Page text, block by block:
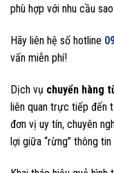
phù hợp với nhu cầu
Hãy liên hệ số hotline
vấn miễn phí!
Dịch vụ chuyển hàng
liên quan trực tiếp đến
đơn vị uy tín, chuyên
lợi giữa “rừng” thông